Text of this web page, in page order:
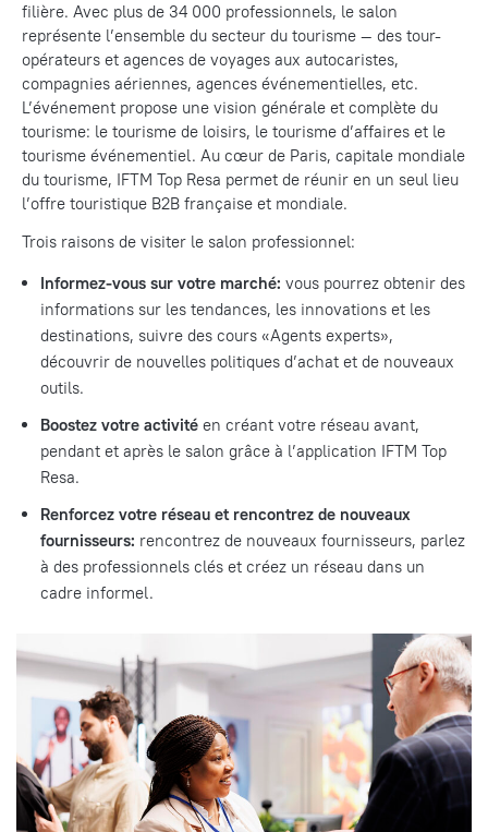
filière. Avec plus de 34 000 professionnels, le salon
représente l’ensemble du secteur du tourisme — des tour-
opérateurs et agences de voyages aux autocaristes,
compagnies aériennes, agences événementielles, etc.
L’événement propose une vision générale et complète du
tourisme: le tourisme de loisirs, le tourisme d’affaires et le
tourisme événementiel. Au cœur de Paris, capitale mondiale
du tourisme, IFTM Top Resa permet de réunir en un seul lieu
l’offre touristique B2B française et mondiale.
Trois raisons de visiter le salon professionnel:
Informez-vous sur votre marché: vous pourrez obtenir des
informations sur les tendances, les innovations et les
destinations, suivre des cours «Agents experts»,
découvrir de nouvelles politiques d’achat et de nouveaux
outils.
Boostez votre activité en créant votre réseau avant,
pendant et après le salon grâce à l’application IFTM Top
Resa.
Renforcez votre réseau et rencontrez de nouveaux
fournisseurs: rencontrez de nouveaux fournisseurs, parlez
à des professionnels clés et créez un réseau dans un
cadre informel.